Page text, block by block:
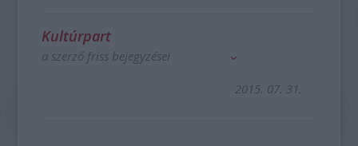
Kultúrpart
a szerző friss bejegyzései
2015. 07. 31.